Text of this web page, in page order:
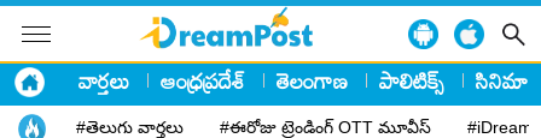
వార్తలు ఆంధ్రప్రదేశ్ తెలంగాణ పాలిటిక్స్ సినిమా
#తెలుగు వార్తలు #ఈరోజు ట్రెండింగ్ OTT మూవీస్